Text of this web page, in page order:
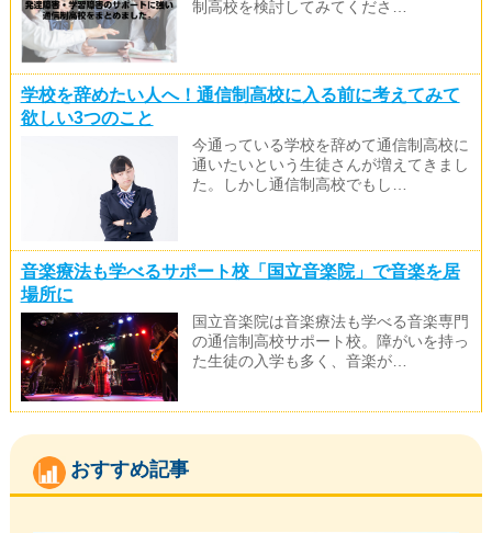
制高校を検討してみてくださ…
学校を辞めたい人へ！通信制高校に入る前に考えてみて
欲しい3つのこと
今通っている学校を辞めて通信制高校に
通いたいという生徒さんが増えてきまし
た。しかし通信制高校でもし…
音楽療法も学べるサポート校「国立音楽院」で音楽を居
場所に
国立音楽院は音楽療法も学べる音楽専門
の通信制高校サポート校。障がいを持っ
た生徒の入学も多く、音楽が…
おすすめ記事